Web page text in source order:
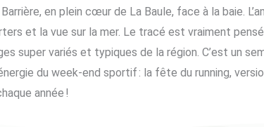
Barrière, en plein cœur de La Baule, face à la baie.
et la vue sur la mer. Le tracé est vraiment
super variés et typiques de la région. C’est un
du week-end sportif : la fête du running,
année !